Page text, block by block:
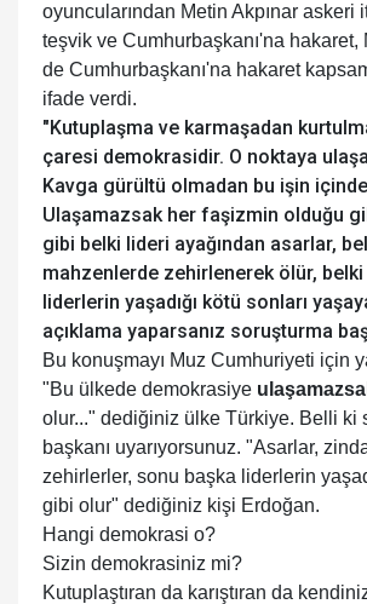
oyuncularından Metin Akpınar askeri
teşvik ve Cumhurbaşkanı'na hakaret,
de Cumhurbaşkanı'na hakaret
ifade verdi.
"Kutuplaşma ve karmaşadan
çaresi demokrasidir. O noktaya
Kavga gürültü olmadan bu işin
Ulaşamazsak her faşizmin olduğu
gibi belki lideri ayağından asarlar,
mahzenlerde zehirlenerek ölür, belki
liderlerin yaşadığı kötü sonları
açıklama yaparsanız soruşturma
Bu konuşmayı Muz Cumhuriyeti için
"Bu ülkede demokrasiye
olur..." dediğiniz ülke Türkiye. Belli ki
başkanı uyarıyorsunuz. "Asarlar,
zehirlerler, sonu başka liderlerin
gibi olur" dediğiniz kişi Erdoğan.
Hangi demokrasi o?
Sizin demokrasiniz mi?
Kutuplaştıran da karıştıran da